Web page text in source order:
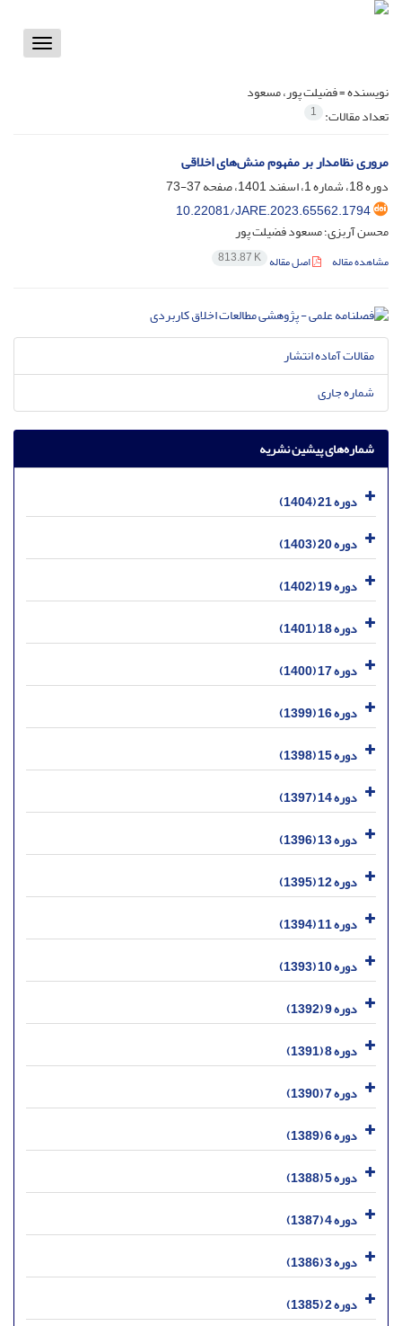
Toggle
نویسنده =فضیلت پور، مسعود
تعداد مقالات: 1
مروری نظامدار بر مفهوم منش‌های اخلاقی
دوره 18، شماره 1، اسفند 1401، صفحه
37-73
10.22081/JARE.2023.65562.1794
محسن آربزی؛ مسعود فضیلت پور
مشاهده مقاله اصل مقاله 813.87 K
مقالات آماده انتشار
شماره جاری
شماره‌های پیشین نشریه
دوره 21 (1404)
دوره 20 (1403)
دوره 19 (1402)
دوره 18 (1401)
دوره 17 (1400)
دوره 16 (1399)
دوره 15 (1398)
دوره 14 (1397)
دوره 13 (1396)
دوره 12 (1395)
دوره 11 (1394)
دوره 10 (1393)
دوره 9 (1392)
دوره 8 (1391)
دوره 7 (1390)
دوره 6 (1389)
دوره 5 (1388)
دوره 4 (1387)
دوره 3 (1386)
دوره 2 (1385)